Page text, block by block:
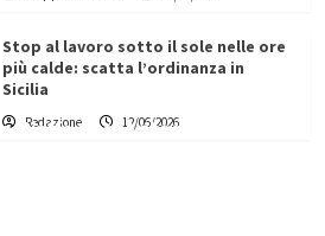
Stop al lavoro sotto il sole nelle ore
più calde: scatta l’ordinanza in
Sicilia
Redazione 12/06/2026
d’affari contribuisce